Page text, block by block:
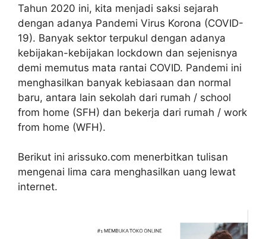
Tahun 2020 ini, kita menjadi saksi sejarah
dengan adanya Pandemi Virus Korona (COVID-
19). Banyak sektor terpukul dengan adanya
kebijakan-kebijakan lockdown dan sejenisnya
demi memutus mata rantai COVID. Pandemi ini
menghasilkan banyak kebiasaan dan normal
baru, antara lain sekolah dari rumah / school
from home (SFH) dan bekerja dari rumah / work
from home (WFH).
Berikut ini arissuko.com menerbitkan tulisan
mengenai lima cara menghasilkan uang lewat
internet.